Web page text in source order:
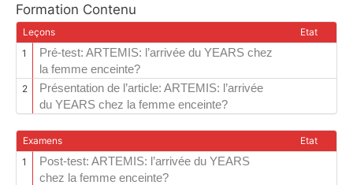
Formation Contenu
Leçons
Etat
1
Pré-test: ARTEMIS: l’arrivée du YEARS chez
la femme enceinte?
2
Présentation de l’article: ARTEMIS: l’arrivée
du YEARS chez la femme enceinte?
Examens
Etat
1
Post-test: ARTEMIS: l’arrivée du YEARS
chez la femme enceinte?